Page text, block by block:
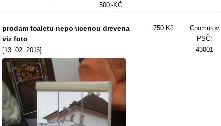
500,-KČ
prodam toaletu neponicenou drevena
viz foto
[13. 02. 2016]
750 Kč
Chomutov
PSČ:
43001